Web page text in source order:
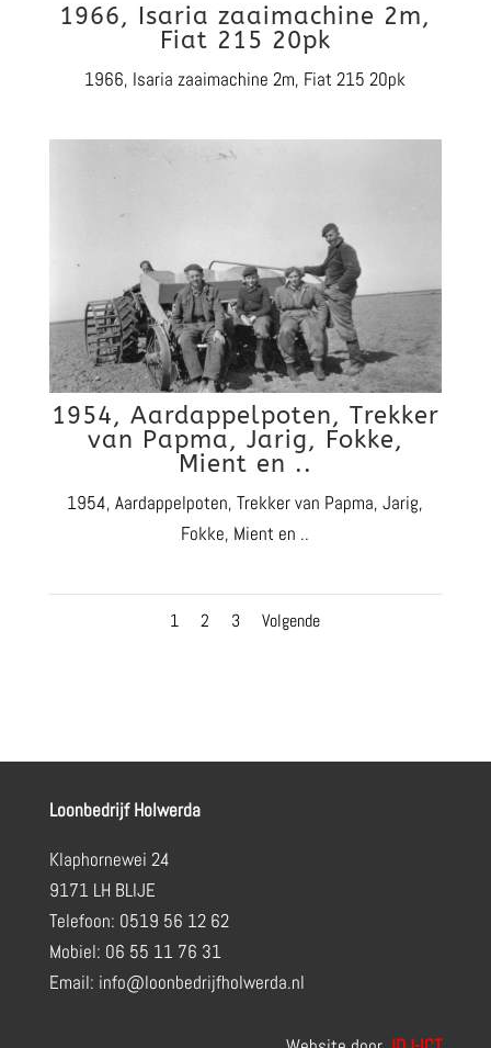
1966, Isaria zaaimachine 2m,
Fiat 215 20pk
1966, Isaria zaaimachine 2m, Fiat 215 20pk
1954, Aardappelpoten, Trekker
van Papma, Jarig, Fokke,
Mient en ..
1954, Aardappelpoten, Trekker van Papma, Jarig,
Fokke, Mient en ..
1 2 3 Volgende
Loonbedrijf Holwerda
Klaphornewei 24
9171 LH BLIJE
Telefoon: 0519 56 12 62
Mobiel: 06 55 11 76 31
Email: info@loonbedrijfholwerda.nl